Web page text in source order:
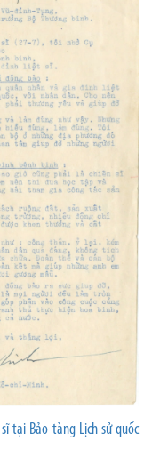
tại Bảo tàng Lịch sử quốc